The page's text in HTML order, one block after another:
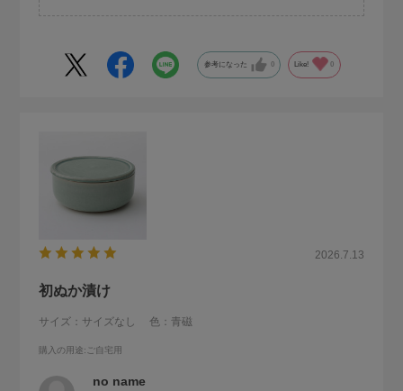
参考になった 0 Like! 0
2026.7.13
初ぬか漬け
サイズ：サイズなし 色：青磁
購入の用途:ご自宅用
no name